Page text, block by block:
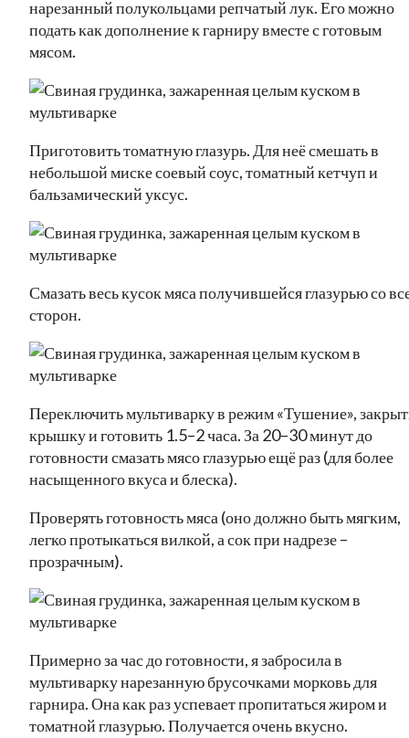
нарезанный полукольцами репчатый лук. Его можно
подать как дополнение к гарниру вместе с готовым
мясом.
Приготовить томатную глазурь. Для неё смешать в
небольшой миске соевый соус, томатный кетчуп и
бальзамический уксус.
Смазать весь кусок мяса получившейся глазурью со
сторон.
Переключить мультиварку в режим «Тушение»,
крышку и готовить 1.5–2 часа. За 20–30 минут до
готовности смазать мясо глазурью ещё раз (для более
насыщенного вкуса и блеска).
Проверять готовность мяса (оно должно быть мягким,
легко протыкаться вилкой, а сок при надрезе –
прозрачным).
Примерно за час до готовности, я забросила в
мультиварку нарезанную брусочками морковь для
гарнира. Она как раз успевает пропитаться жиром и
томатной глазурью. Получается очень вкусно.